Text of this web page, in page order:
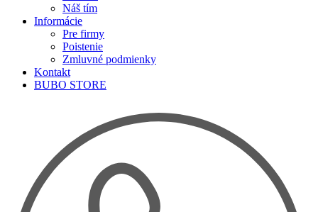
Náš tím
Informácie
Pre firmy
Poistenie
Zmluvné podmienky
Kontakt
BUBO STORE